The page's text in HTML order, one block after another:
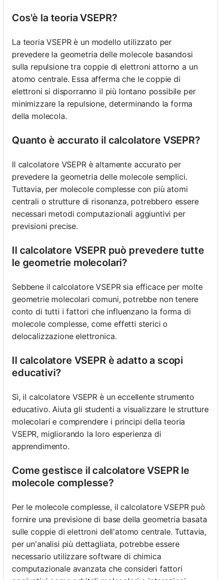
Cos'è la teoria VSEPR?
La teoria VSEPR è un modello utilizzato per
prevedere la geometria delle molecole basandosi
sulla repulsione tra coppie di elettroni attorno a un
atomo centrale. Essa afferma che le coppie di
elettroni si disporranno il più lontano possibile per
minimizzare la repulsione, determinando la forma
della molecola.
Quanto è accurato il calcolatore VSEPR?
Il calcolatore VSEPR è altamente accurato per
prevedere la geometria delle molecole semplici.
Tuttavia, per molecole complesse con più atomi
centrali o strutture di risonanza, potrebbero essere
necessari metodi computazionali aggiuntivi per
previsioni precise.
Il calcolatore VSEPR può prevedere tutte
le geometrie molecolari?
Sebbene il calcolatore VSEPR sia efficace per molte
geometrie molecolari comuni, potrebbe non tenere
conto di tutti i fattori che influenzano la forma di
molecole complesse, come effetti sterici o
delocalizzazione elettronica.
Il calcolatore VSEPR è adatto a scopi
educativi?
Sì, il calcolatore VSEPR è un eccellente strumento
educativo. Aiuta gli studenti a visualizzare le strutture
molecolari e comprendere i principi della teoria
VSEPR, migliorando la loro esperienza di
apprendimento.
Come gestisce il calcolatore VSEPR le
molecole complesse?
Per le molecole complesse, il calcolatore VSEPR può
fornire una previsione di base della geometria basata
sulle coppie di elettroni dell'atomo centrale. Tuttavia,
per un'analisi più dettagliata, potrebbe essere
necessario utilizzare software di chimica
computazionale avanzata che consideri fattori